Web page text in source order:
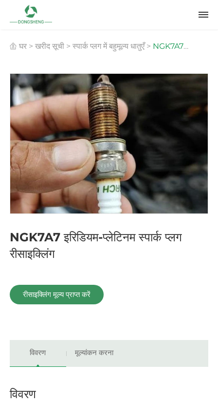
घर > खरीद सूची > स्पार्क प्लग में बहुमूल्य धातुएँ> NGK7A7
इरिडियम-प्लेटिनम स्पार्क प्लग रीसाइक्लिंग
NGK7A7 इरिडियम-प्लेटिनम स्पार्क प्लग
रीसाइक्लिंग
रीसाइक्लिंग मूल्य प्राप्त करें
विवरण मूल्यांकन करना
विवरण